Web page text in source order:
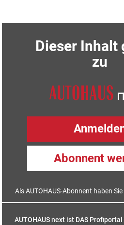
Dieser Inhalt
zu
Abonnent
Als AUTOHAUS-Abonnent haben
AUTOHAUS next ist DAS